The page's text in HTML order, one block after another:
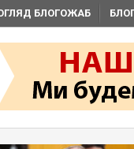
БЛОГОЖАБ